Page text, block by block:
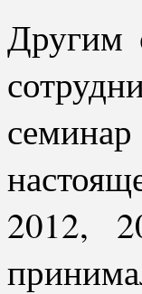
Другим
2012,